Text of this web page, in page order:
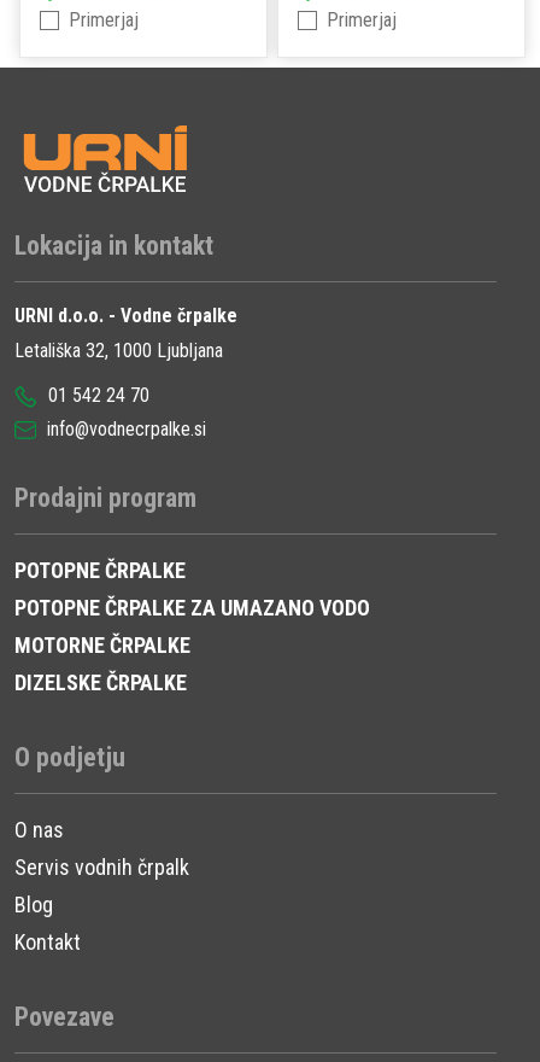
Primerjaj
Primerjaj
Lokacija in kontakt
URNI d.o.o. - Vodne črpalke
Letališka 32, 1000 Ljubljana
01 542 24 70
info@vodnecrpalke.si
Prodajni program
POTOPNE ČRPALKE
POTOPNE ČRPALKE ZA UMAZANO VODO
MOTORNE ČRPALKE
DIZELSKE ČRPALKE
O podjetju
O nas
Servis vodnih črpalk
Blog
Kontakt
Povezave